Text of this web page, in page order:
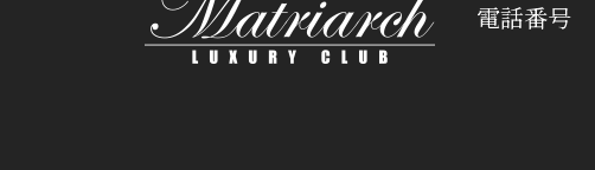
電話番号